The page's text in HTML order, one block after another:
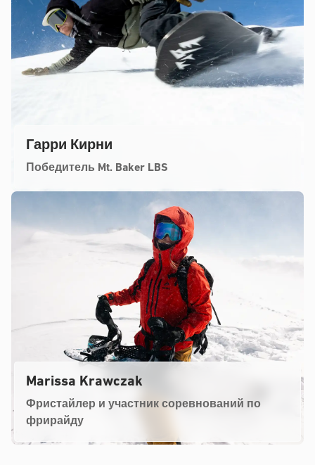
Гарри Кирни
Победитель Mt. Baker LBS
Marissa Krawczak
Фристайлер и участник соревнований по
фрирайду